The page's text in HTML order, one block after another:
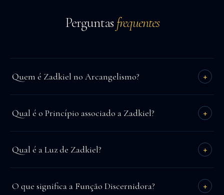
Perguntas frequentes
Quem é Zadkiel no Arcangelismo? +
Princípio da Lucidez.
Qual é o Princípio associado a Zadkiel? +
Qual é a Luz de Zadkiel? +
O que significa a Função Discernidora? +